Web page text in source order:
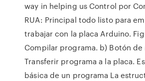
way in helping us Control por
RUA: Principal todo listo para
trabajar con la placa Arduino.
Compilar programa. b) Botón de
Transferir programa a la placa.
básica de un programa La